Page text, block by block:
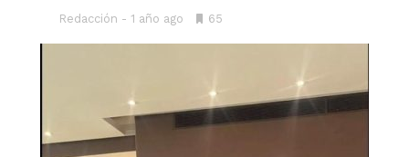
Redacción 1 año ago
•65